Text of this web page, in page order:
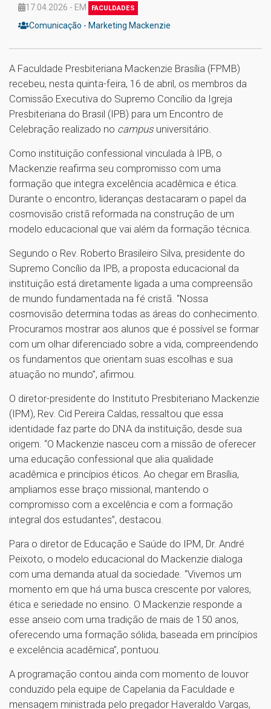
17.04.2026 - EM FACULDADES
Comunicação - Marketing Mackenzie
A Faculdade Presbiteriana Mackenzie Brasília (FPMB)
recebeu, nesta quinta-feira, 16 de abril, os membros da
Comissão Executiva do Supremo Concílio da Igreja
Presbiteriana do Brasil (IPB) para um Encontro de
Celebração realizado no campus universitário.
Como instituição confessional vinculada à IPB, o
Mackenzie reafirma seu compromisso com uma
formação que integra excelência acadêmica e ética.
Durante o encontro, lideranças destacaram o papel da
cosmovisão cristã reformada na construção de um
modelo educacional que vai além da formação técnica.
Segundo o Rev. Roberto Brasileiro Silva, presidente do
Supremo Concílio da IPB, a proposta educacional da
instituição está diretamente ligada a uma compreensão
de mundo fundamentada na fé cristã. “Nossa
cosmovisão determina todas as áreas do conhecimento.
Procuramos mostrar aos alunos que é possível se formar
com um olhar diferenciado sobre a vida, compreendendo
os fundamentos que orientam suas escolhas e sua
atuação no mundo”, afirmou.
O diretor-presidente do Instituto Presbiteriano Mackenzie
(IPM), Rev. Cid Pereira Caldas, ressaltou que essa
identidade faz parte do DNA da instituição, desde sua
origem. “O Mackenzie nasceu com a missão de oferecer
uma educação confessional que alia qualidade
acadêmica e princípios éticos. Ao chegar em Brasília,
ampliamos esse braço missional, mantendo o
compromisso com a excelência e com a formação
integral dos estudantes”, destacou.
Para o diretor de Educação e Saúde do IPM, Dr. André
Peixoto, o modelo educacional do Mackenzie dialoga
com uma demanda atual da sociedade. “Vivemos um
momento em que há uma busca crescente por valores,
ética e seriedade no ensino. O Mackenzie responde a
esse anseio com uma tradição de mais de 150 anos,
oferecendo uma formação sólida, baseada em princípios
e excelência acadêmica”, pontuou.
A programação contou ainda com momento de louvor
conduzido pela equipe de Capelania da Faculdade e
mensagem ministrada pelo pregador Haveraldo Vargas,